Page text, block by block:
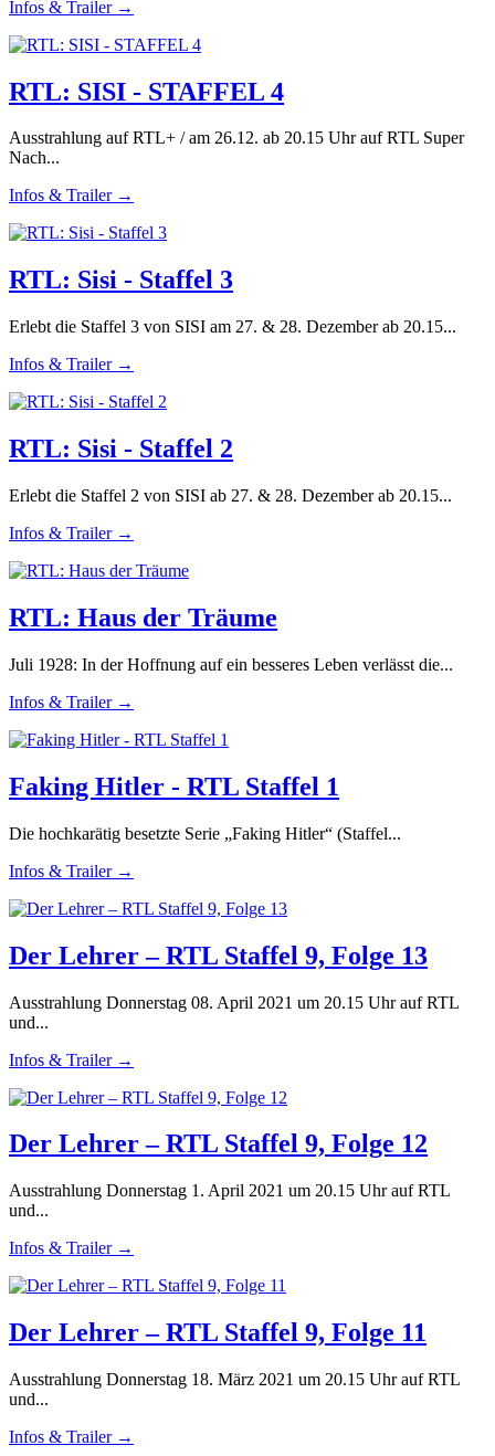
Infos & Trailer →
RTL: SISI - STAFFEL 4
Ausstrahlung auf RTL+ / am 26.12. ab 20.15 Uhr auf RTL Super
Nach...
Infos & Trailer →
RTL: Sisi - Staffel 3
Erlebt die Staffel 3 von SISI am 27. & 28. Dezember ab 20.15...
Infos & Trailer →
RTL: Sisi - Staffel 2
Erlebt die Staffel 2 von SISI ab 27. & 28. Dezember ab 20.15...
Infos & Trailer →
RTL: Haus der Träume
Juli 1928: In der Hoffnung auf ein besseres Leben verlässt die...
Infos & Trailer →
Faking Hitler - RTL Staffel 1
Die hochkarätig besetzte Serie „Faking Hitler“ (Staffel...
Infos & Trailer →
Der Lehrer – RTL Staffel 9, Folge 13
Ausstrahlung Donnerstag 08. April 2021 um 20.15 Uhr auf RTL
und...
Infos & Trailer →
Der Lehrer – RTL Staffel 9, Folge 12
Ausstrahlung Donnerstag 1. April 2021 um 20.15 Uhr auf RTL
und...
Infos & Trailer →
Der Lehrer – RTL Staffel 9, Folge 11
Ausstrahlung Donnerstag 18. März 2021 um 20.15 Uhr auf RTL
und...
Infos & Trailer →